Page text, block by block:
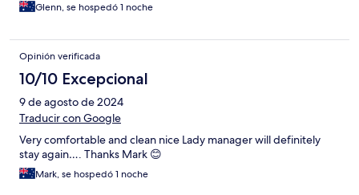
Glenn, se hospedó 1 noche
Opinión verificada
10/10 Excepcional
9 de agosto de 2024
Traducir con Google
Very comfortable and clean nice Lady manager will definitely
stay again…. Thanks Mark 😊
Mark, se hospedó 1 noche